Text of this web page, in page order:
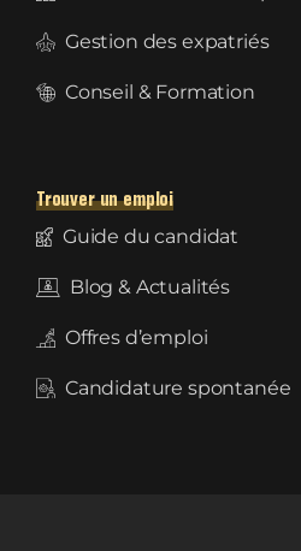
Gestion des expatriés
Conseil & Formation
Trouver un emploi
Guide du candidat
Blog & Actualités
Offres d’emploi
Candidature spontanée